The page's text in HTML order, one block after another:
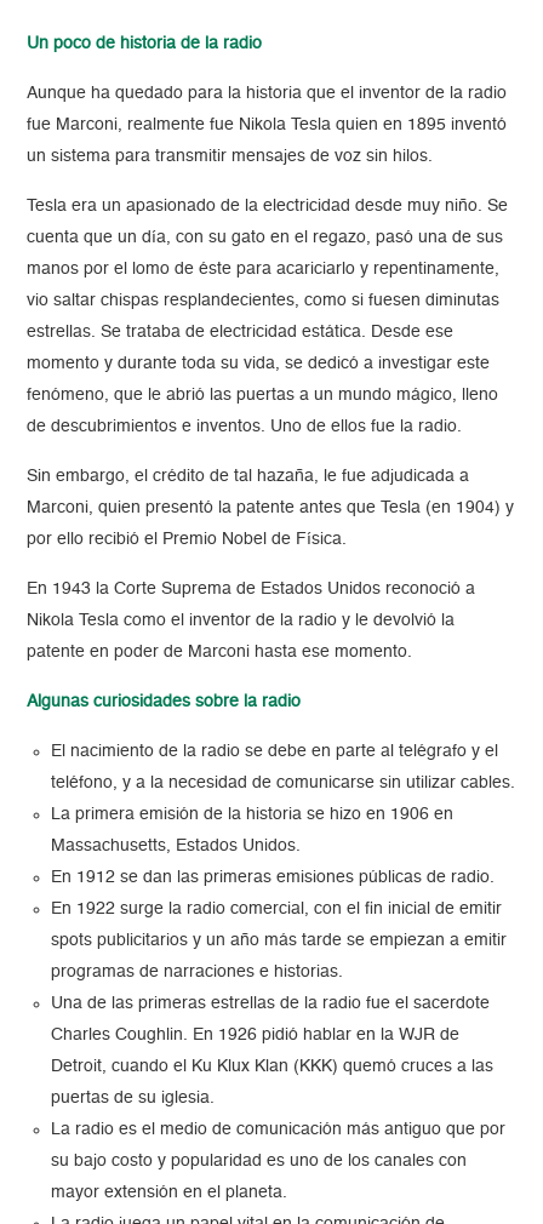
Un poco de historia de la radio
Aunque ha quedado para la historia que el inventor de la radio
fue Marconi, realmente fue Nikola Tesla quien en 1895 inventó
un sistema para transmitir mensajes de voz sin hilos.
Tesla era un apasionado de la electricidad desde muy niño. Se
cuenta que un día, con su gato en el regazo, pasó una de sus
manos por el lomo de éste para acariciarlo y repentinamente,
vio saltar chispas resplandecientes, como si fuesen diminutas
estrellas. Se trataba de electricidad estática. Desde ese
momento y durante toda su vida, se dedicó a investigar este
fenómeno, que le abrió las puertas a un mundo mágico, lleno
de descubrimientos e inventos. Uno de ellos fue la radio.
Sin embargo, el crédito de tal hazaña, le fue adjudicada a
Marconi, quien presentó la patente antes que Tesla (en 1904) y
por ello recibió el Premio Nobel de Física.
En 1943 la Corte Suprema de Estados Unidos reconoció a
Nikola Tesla como el inventor de la radio y le devolvió la
patente en poder de Marconi hasta ese momento.
Algunas curiosidades sobre la radio
El nacimiento de la radio se debe en parte al telégrafo y el
teléfono, y a la necesidad de comunicarse sin utilizar cables.
La primera emisión de la historia se hizo en 1906 en
Massachusetts, Estados Unidos.
En 1912 se dan las primeras emisiones públicas de radio.
En 1922 surge la radio comercial, con el fin inicial de emitir
spots publicitarios y un año más tarde se empiezan a emitir
programas de narraciones e historias.
Una de las primeras estrellas de la radio fue el sacerdote
Charles Coughlin. En 1926 pidió hablar en la WJR de
Detroit, cuando el Ku Klux Klan (KKK) quemó cruces a las
puertas de su iglesia.
La radio es el medio de comunicación más antiguo que por
su bajo costo y popularidad es uno de los canales con
mayor extensión en el planeta.